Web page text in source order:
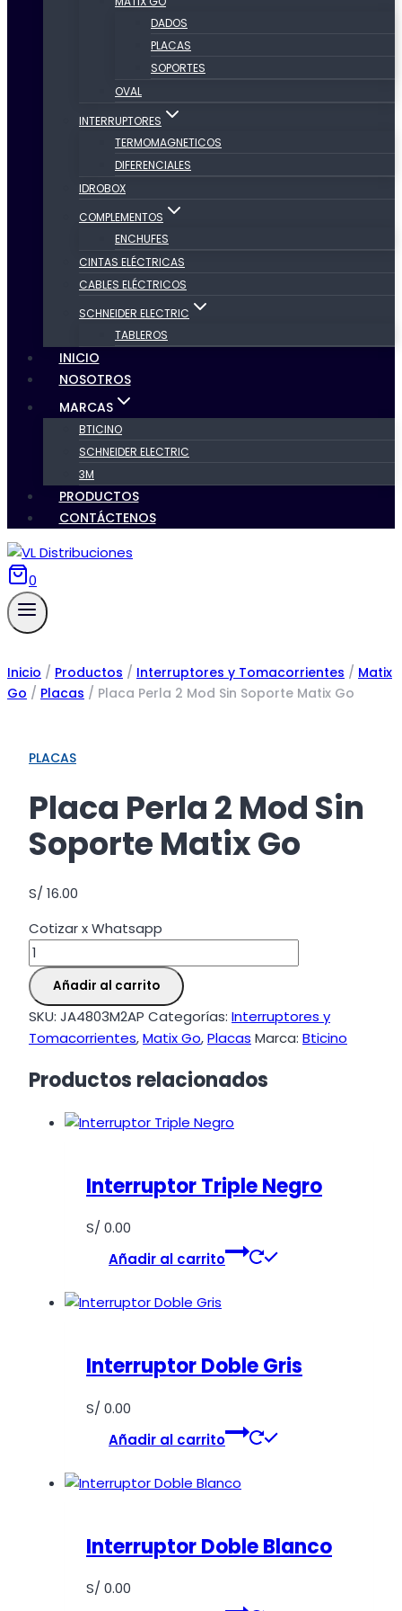
DADOS
PLACAS
SOPORTES
OVAL
INTERRUPTORES
TERMOMAGNETICOS
DIFERENCIALES
IDROBOX
COMPLEMENTOS
ENCHUFES
CINTAS ELÉCTRICAS
CABLES ELÉCTRICOS
SCHNEIDER ELECTRIC
TABLEROS
INICIO
NOSOTROS
MARCAS
BTICINO
SCHNEIDER ELECTRIC
3M
PRODUCTOS
CONTÁCTENOS
0
Inicio / Productos / Interruptores y Tomacorrientes / Matix
Go / Placas / Placa Perla 2 Mod Sin Soporte Matix Go
PLACAS
Placa Perla 2 Mod Sin
Soporte Matix Go
S/ 16.00
Cotizar x Whatsapp
Placa
Perla
2
Mod
Sin
Matix
cantidad
Añadir al carrito
SKU: JA4803M2AP Categorías: Interruptores y
Tomacorrientes,Matix Go,Placas Marca: Bticino
Productos relacionados
Interruptor Triple Negro
S/ 0.00
Añadir al carrito
Interruptor Doble Gris
S/0.00
Añadir al carrito
Interruptor Doble Blanco
S/ 0.00